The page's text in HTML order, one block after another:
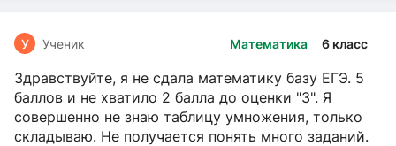
Математика 6 класс
У Ученик
Здравствуйте, я не сдала математику базу ЕГЭ. 5
баллов и не хватило 2 балла до оценки "3". Я
совершенно не знаю таблицу умножения, только
складываю. Не получается понять много заданий.